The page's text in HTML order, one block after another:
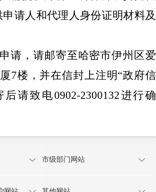
请人和代理人身份证明材料及
请，请邮寄至哈密市伊州区爱
7楼，并在信封上注明“政府信
请致电0902-2300132进行确
市级部门网站